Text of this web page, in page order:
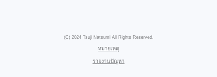
(C) 2024 Tsuji Natsumi All Rights Reserved.
หมายเหตุ
รายงานปัญหา